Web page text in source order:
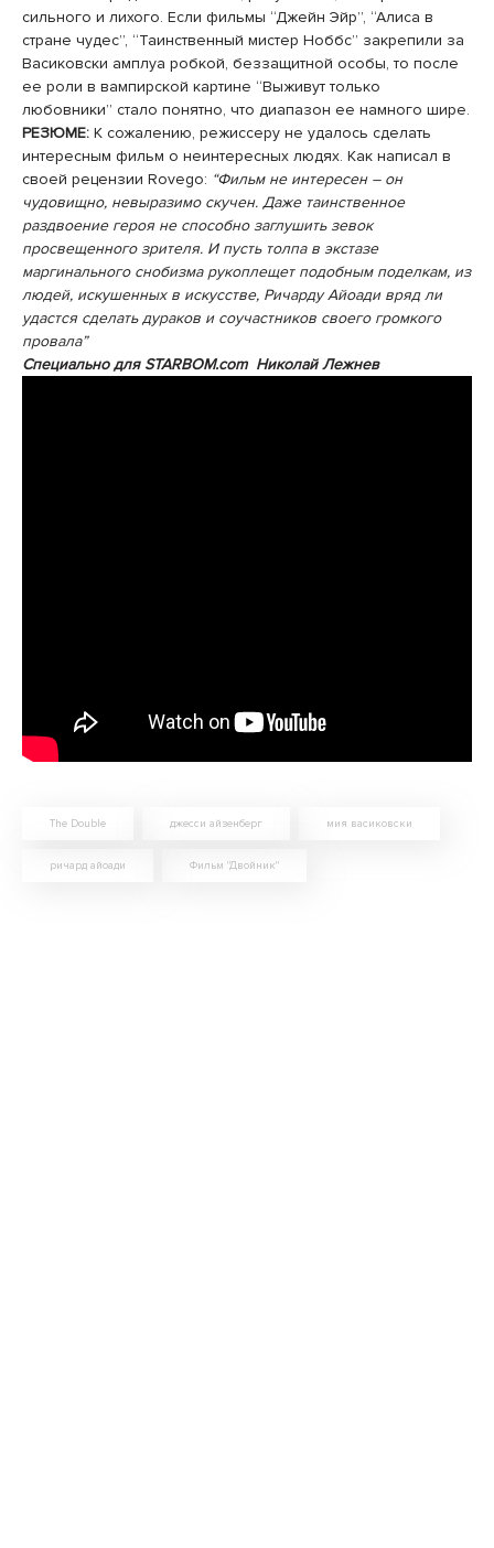
сильного и лихого. Если фильмы “Джейн Эйр”, “Алиса в
стране чудес”, “Таинственный мистер Ноббс” закрепили за
Васиковски амплуа робкой, беззащитной особы, то после
ее роли в вампирской картине “Выживут только
любовники” стало понятно, что диапазон ее намного шире.
РЕЗЮМЕ: К сожалению, режиссеру не удалось сделать
интересным фильм о неинтересных людях. Как написал в
своей рецензии Rovego: “Фильм не интересен – он
чудовищно, невыразимо скучен. Даже таинственное
раздвоение героя не способно заглушить зевок
просвещенного зрителя. И пусть толпа в экстазе
маргинального снобизма рукоплещет подобным поделкам, из
людей, искушенных в искусстве, Ричарду Айоади вряд ли
удастся сделать дураков и соучастников своего громкого
провала”
Специально для STARBOM.com Николай Лежнев
The Double джесси айзенберг мия васиковски
ричард айоади Фильм "Двойник"